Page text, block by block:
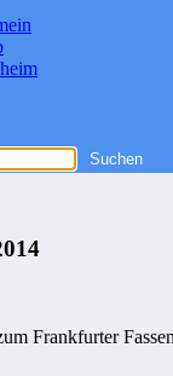
Frankfurter